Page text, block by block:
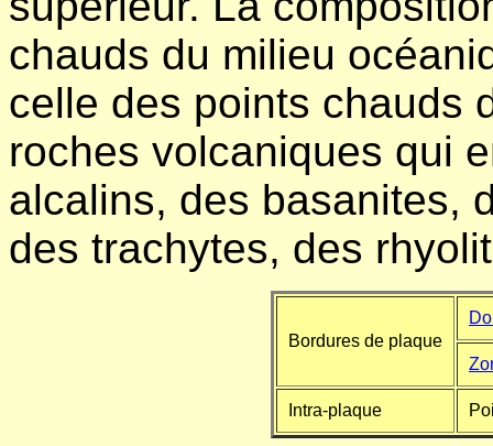
chauds du milieu
celle des points chauds
roches volcaniques qui
alcalins, des basanites,
des trachytes, des
Bordures de plaque
Intra-plaque